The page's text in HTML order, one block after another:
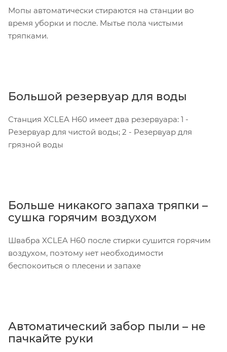
Мопы автоматически стираются на станции во
время уборки и после. Мытье пола чистыми
тряпками.
Большой резервуар для воды
Станция XCLEA H60 имеет два резервуара: 1 -
Резервуар для чистой воды; 2 - Резервуар для
грязной воды
Больше никакого запаха тряпки –
сушка горячим воздухом
Швабра XCLEA H60 после стирки сушится горячим
воздухом, поэтому нет необходимости
беспокоиться о плесени и запахе
Автоматический забор пыли – не
пачкайте руки